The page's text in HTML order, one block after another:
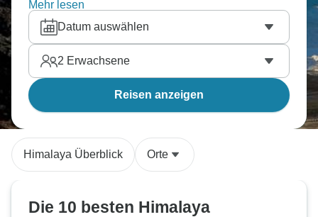
Mehr lesen
Datum auswählen
2 Erwachsene
Reisen anzeigen
Himalaya Überblick Orte
Die 10 besten Himalaya